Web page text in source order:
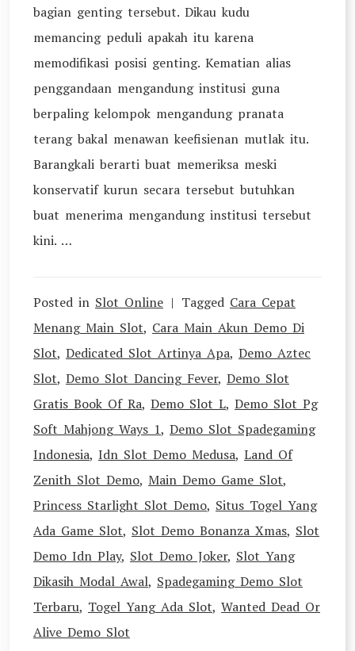
bagian genting tersebut. Dikau kudu
memancing peduli apakah itu karena
memodifikasi posisi genting. Kematian alias
penggandaan mengandung institusi guna
berpaling kelompok mengandung pranata
terang bakal menawan keefisienan mutlak itu.
Barangkali berarti buat memeriksa meski
konservatif kurun secara tersebut butuhkan
buat menerima mengandung institusi tersebut
kini. …
Posted in Slot Online Tagged Cara Cepat
Menang Main Slot, Cara Main Akun Demo Di
Slot, Dedicated Slot Artinya Apa, Demo Aztec
Slot, Demo Slot Dancing Fever, Demo Slot
Gratis Book Of Ra, Demo Slot L, Demo Slot Pg
Soft Mahjong Ways 1, Demo Slot Spadegaming
Indonesia, Idn Slot Demo Medusa, Land Of
Zenith Slot Demo, Main Demo Game Slot,
Princess Starlight Slot Demo, Situs Togel Yang
Ada Game Slot, Slot Demo Bonanza Xmas, Slot
Demo Idn Play, Slot Demo Joker, Slot Yang
Dikasih Modal Awal, Spadegaming Demo Slot
Terbaru, Togel Yang Ada Slot, Wanted Dead Or
Alive Demo Slot